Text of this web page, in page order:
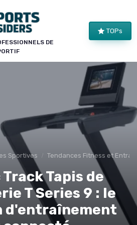
DE
TOPs
Sportives Tendances Fitness et
Tapis de
T Series 9 : le
d'entraînement
×
SPORTS INSIDERS
le club !
matériel de structure, alertes
et les enseignements de nos
leur publication. Pour ceux qui
une salle ou une collectivité.
Alertes pièces
Normes & sécurité
cookies